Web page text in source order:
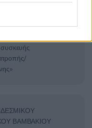
ΒΑΜΒΑΚΙΟΥ